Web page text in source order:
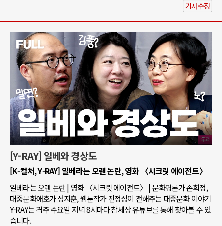
기사수정
[Y-RAY] 일베와 경상도
[K-컬처, Y-RAY] 일베라는 오랜 논란, 영화 〈시크릿 에이전트〉
일베라는 오랜 논란 | 영화 〈시크릿 에이전트〉 | 문화평론가 손희정,
대중문화애호가 성지훈, 웹툰작가 진정성이 전해주는 대중문화 이야기
Y-RAY는 격주 수요일 저녁 8시마다 참세상 유튜브를 통해 찾아볼 수 있
습니다.